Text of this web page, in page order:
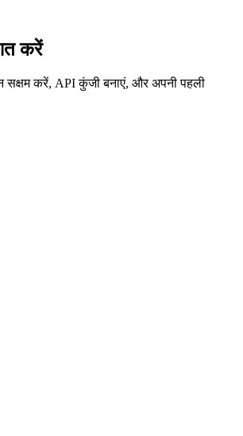
करें
सक्षम करें, API कुंजी बनाएं, और अपनी पहली